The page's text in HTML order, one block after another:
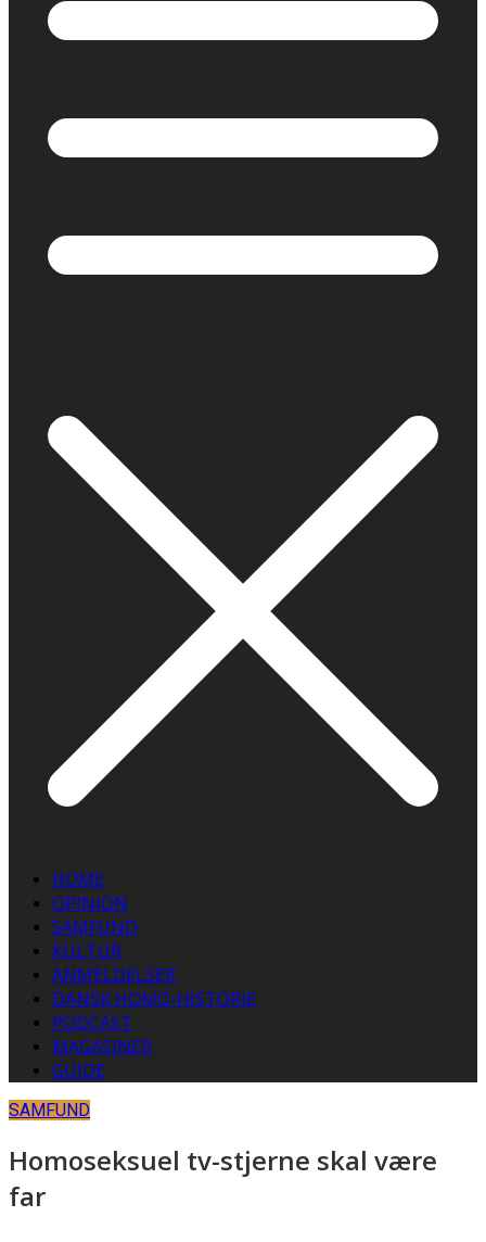
HOME
OPINION
SAMFUND
KULTUR
ANMELDELSER
DANSK HOMO-HISTORIE
PODCAST
MAGASINER
GUIDE
SAMFUND
Homoseksuel tv-stjerne skal være
far